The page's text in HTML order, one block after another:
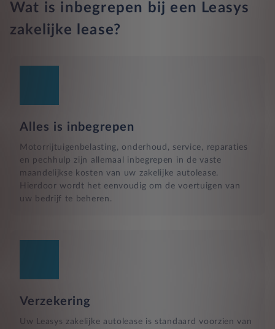
Wat is inbegrepen bij een Leasys
zakelijke lease?
Alles is inbegrepen
Motorrijtuigenbelasting, onderhoud, service, reparaties
en pechhulp zijn allemaal inbegrepen in de vaste
maandelijkse kosten van uw zakelijke autolease.
Hierdoor wordt het eenvoudig om de voertuigen van
uw bedrijf te beheren.
Verzekering
Uw Leasys zakelijke autolease is standaard voorzien van